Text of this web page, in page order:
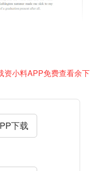
资小料APP免费查看余下
下载